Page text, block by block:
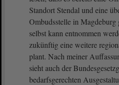
Standort Stendal und eine
Ombudsstelle in
selbst kann entnommen
zukünftig eine weitere
plant. Nach meiner
sieht auch der
bedarfsgerechten